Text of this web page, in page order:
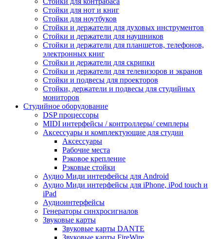
Стойки для нот и книг
Стойки для ноутбуков
Стойки и держатели для духовых инструментов
Стойки и держатели для наушников
Стойки и держатели для планшетов, телефонов,
электронных книг
Стойки и держатели для скрипки
Стойки и держатели для телевизоров и экранов
Стойки и подвесы для проекторов
Стойки, держатели и подвесы для студийных
мониторов
Студийное оборудование
DSP процессоры
MIDI интерфейсы / контроллеры/ семплеры
Аксессуары и комплектующие для студии
Аксессуары
Рабочие места
Рэковое крепление
Рэковые стойки
Аудио Миди интерфейсы для Android
Аудио Миди интерфейсы для iPhone, iPod touch и
iPad
Аудиоинтерфейсы
Генераторы синхросигналов
Звуковые карты
Звуковые карты DANTE
Звуковые карты FireWire